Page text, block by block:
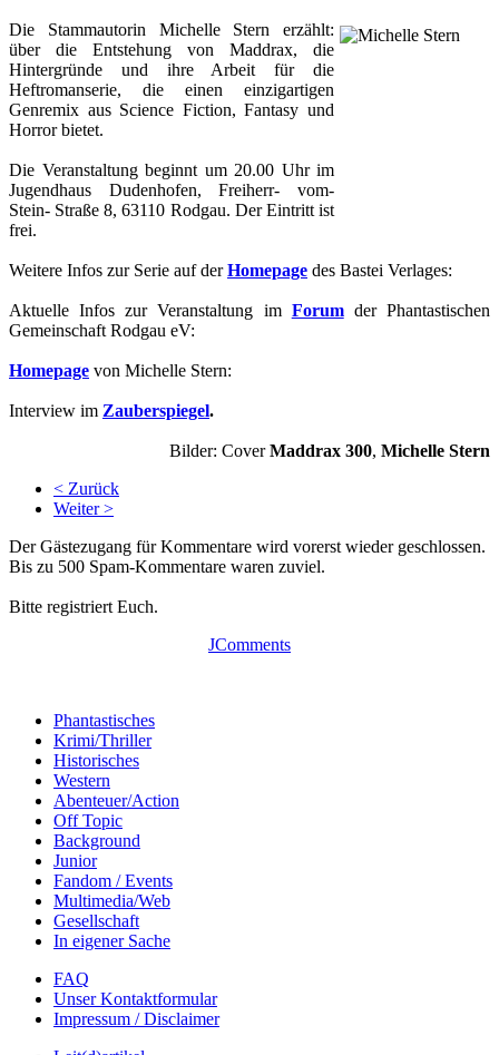
Die Stammautorin Michelle Stern erzählt:
über die Entstehung von Maddrax, die
Hintergründe und ihre Arbeit für die
Heftromanserie, die einen einzigartigen
Genremix aus Science Fiction, Fantasy und
Horror bietet.
Die Veranstaltung beginnt um 20.00 Uhr im
Jugendhaus Dudenhofen, Freiherr- vom-
Stein- Straße 8, 63110 Rodgau. Der Eintritt ist
frei.
Weitere Infos zur Serie auf derHomepage des Bastei Verlages:
Aktuelle Infos zur Veranstaltung im Forumder Phantastischen
Gemeinschaft Rodgau eV:
Homepage von Michelle Stern:
Interview im Zauberspiegel.
Bilder: CoverMaddrax 300, Michelle Stern
< Zurück
Weiter >
Der Gästezugang für Kommentare wird vorerst wieder geschlossen.
Bis zu 500 Spam-Kommentare waren zuviel.
Bitte registriert Euch.
JComments
Phantastisches
Krimi/Thriller
Historisches
Western
Abenteuer/Action
Off Topic
Background
Junior
Fandom / Events
Multimedia/Web
Gesellschaft
In eigener Sache
FAQ
Unser Kontaktformular
Impressum / Disclaimer